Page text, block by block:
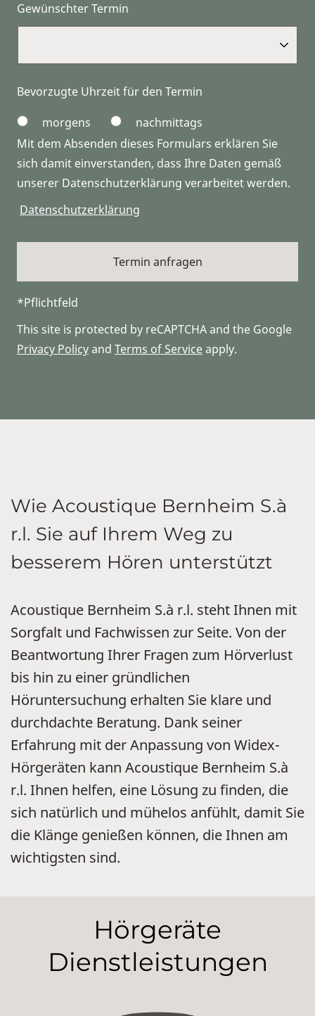
Gewünschter Termin
Bevorzugte Uhrzeit für den Termin
morgens
nachmittags
Mit dem Absenden dieses Formulars erklären Sie
sich damit einverstanden, dass Ihre Daten gemäß
unserer Datenschutzerklärung verarbeitet werden.
Datenschutzerklärung
*Pflichtfeld
This site is protected by reCAPTCHA and the Google
Privacy Policyand Terms of Serviceapply.
Wie Acoustique Bernheim S.à
r.l. Sie auf Ihrem Weg zu
besserem Hören unterstützt
Acoustique Bernheim S.à r.l. steht Ihnen mit
Sorgfalt und Fachwissen zur Seite. Von der
Beantwortung Ihrer Fragen zum Hörverlust
bis hin zu einer gründlichen
Höruntersuchung erhalten Sie klare und
durchdachte Beratung. Dank seiner
Erfahrung mit der Anpassung von Widex-
Hörgeräten kann Acoustique Bernheim S.à
r.l. Ihnen helfen, eine Lösung zu finden, die
sich natürlich und mühelos anfühlt, damit Sie
die Klänge genießen können, die Ihnen am
wichtigsten sind.
Hörgeräte
Dienstleistungen